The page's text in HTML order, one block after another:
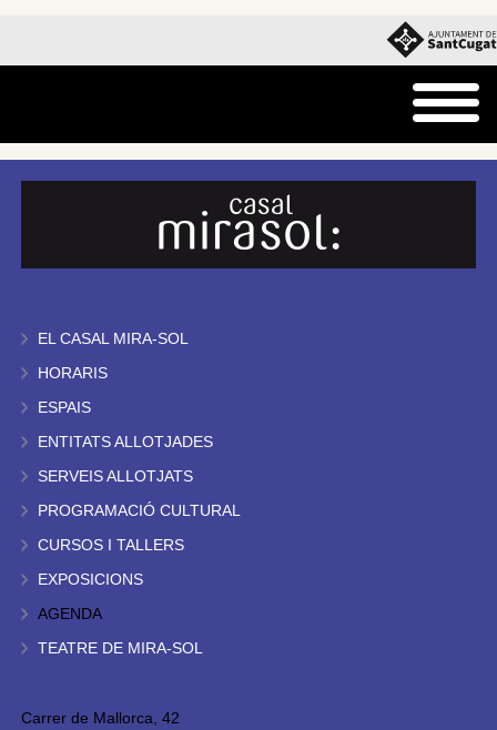
EL CASAL MIRA-SOL
HORARIS
ESPAIS
ENTITATS ALLOTJADES
SERVEIS ALLOTJATS
PROGRAMACIÓ CULTURAL
CURSOS I TALLERS
EXPOSICIONS
AGENDA
TEATRE DE MIRA-SOL
Carrer de Mallorca, 42